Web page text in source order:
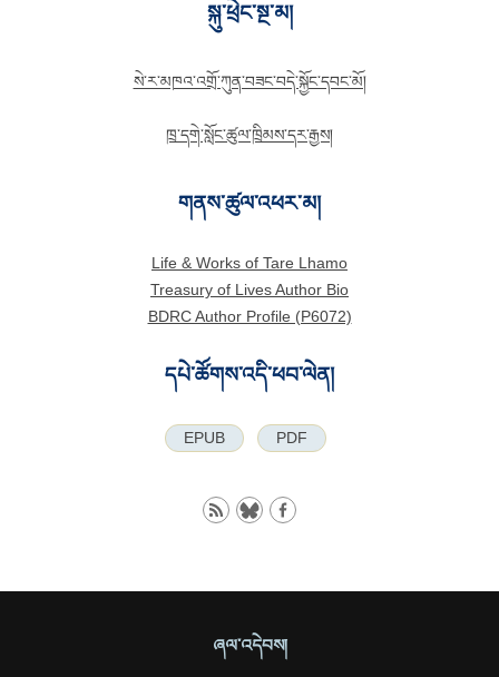
སྐུ་ཕྲེང་སྔ་མ།
སེ་ར་མཁའ་འགྲོ་ཀུན་བཟང་བདེ་སྐྱོང་དབང་མོ།
ཁྲ་དགེ་སློང་ཚུལ་ཁྲིམས་དར་རྒྱས།
གནས་ཚུལ་འཕར་མ།
Life & Works of Tare Lhamo
Treasury of Lives Author Bio
BDRC Author Profile (P6072)
དཔེ་ཚོགས་འདི་ཕབ་ལེན།
EPUB PDF
ཞལ་འདེབས།